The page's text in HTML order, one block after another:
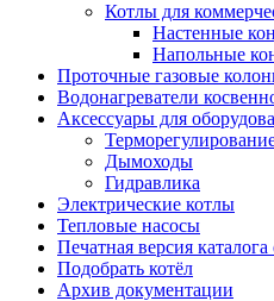
Котлы для
Настенные
Напольные
Проточные газовые
Водонагреватели
Аксессуары для
Дымоходы
Гидравлика
Электрические котлы
Тепловые насосы
Печатная версия
Подобрать котёл
Архив документации